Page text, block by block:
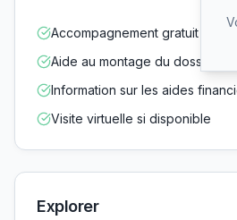
Accompagnement gratuit dans
Aide au montage du dossier
Information sur les aides
Visite virtuelle si disponible
Explorer